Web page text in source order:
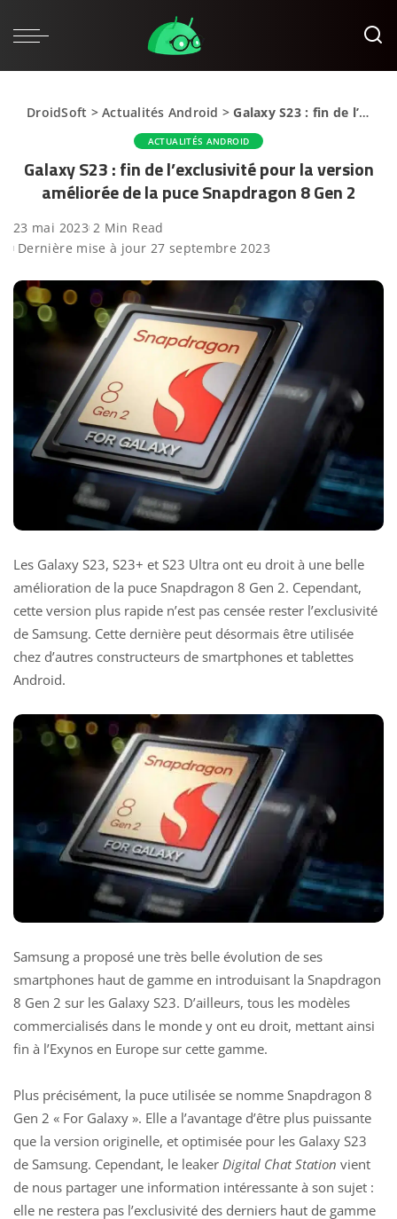
DroidSoft >Actualités Android >Galaxy S23 : fin de l’exclusivité pour la version améliorée de la puce Snapdragon 8 Gen 2
ACTUALITÉS ANDROID
Galaxy S23 : fin de l’exclusivité pour la version
améliorée de la puce Snapdragon 8 Gen 2
23 mai 2023 2 Min Read
Dernière mise à jour 27 septembre 2023
Les Galaxy S23, S23+ et S23 Ultra ont eu droit à une belle
amélioration de la puce Snapdragon 8 Gen 2. Cependant,
cette version plus rapide n’est pas censée rester l’exclusivité
de Samsung. Cette dernière peut désormais être utilisée
chez d’autres constructeurs de smartphones et tablettes
Android.
Samsung a proposé une très belle évolution de ses
smartphones haut de gamme en introduisant la Snapdragon
8 Gen 2 sur les Galaxy S23. D’ailleurs, tous les modèles
commercialisés dans le monde y ont eu droit, mettant ainsi
fin à l’Exynos en Europe sur cette gamme.
Plus précisément, la puce utilisée se nomme Snapdragon 8
Gen 2 « For Galaxy ». Elle a l’avantage d’être plus puissante
que la version originelle, et optimisée pour les Galaxy S23
de Samsung. Cependant, le leaker Digital Chat Station vient
de nous partager une information intéressante à son sujet :
elle ne restera pas l’exclusivité des derniers haut de gamme